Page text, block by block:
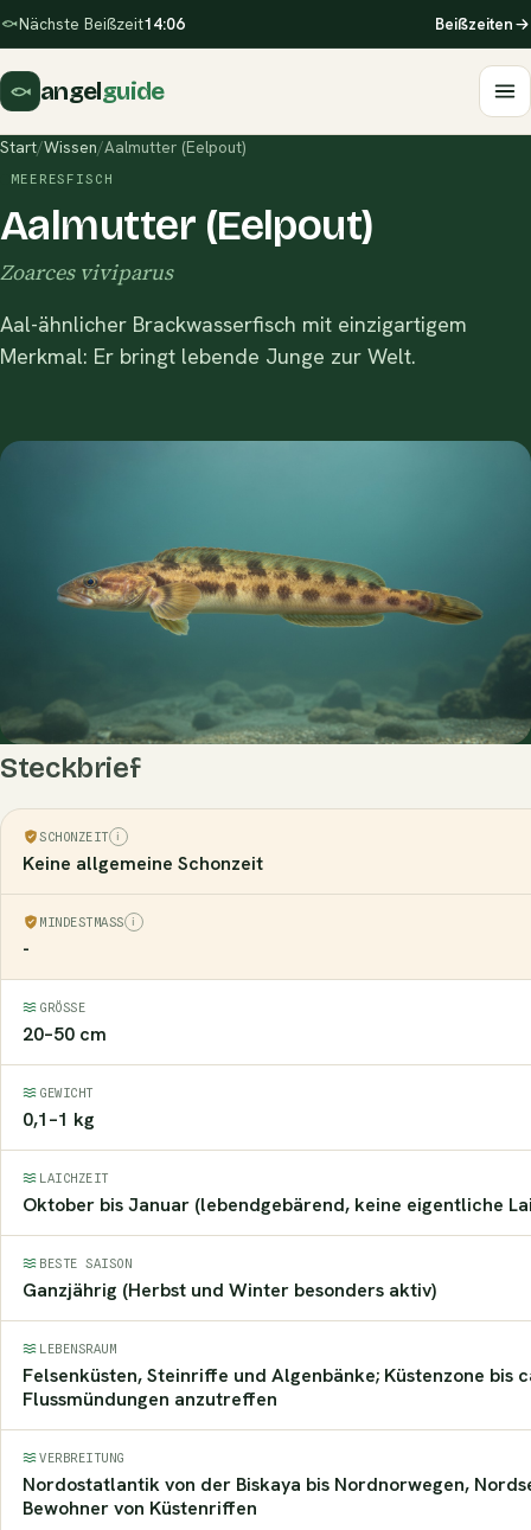
Nächste Beißzeit14:06 Beißzeiten
angelguide
Start/Wissen/Aalmutter (Eelpout)
MEERESFISCH
Aalmutter (Eelpout)
Zoarces viviparus
Aal-ähnlicher Brackwasserfisch mit einzigartigem
Merkmal: Er bringt lebende Junge zur Welt.
Steckbrief
SCHONZEIT
Keine allgemeine Schonzeit
MINDESTMASS
-
GRÖSSE
20–50 cm
GEWICHT
0,1–1 kg
LAICHZEIT
Oktober bis Januar (lebendgebärend, keine eigentliche
BESTE SAISON
Ganzjährig (Herbst und Winter besonders aktiv)
LEBENSRAUM
Felsenküsten, Steinriffe und Algenbänke; Küstenzone
Flussmündungen anzutreffen
VERBREITUNG
Nordostatlantik von der Biskaya bis Nordnorwegen,
Bewohner von Küstenriffen